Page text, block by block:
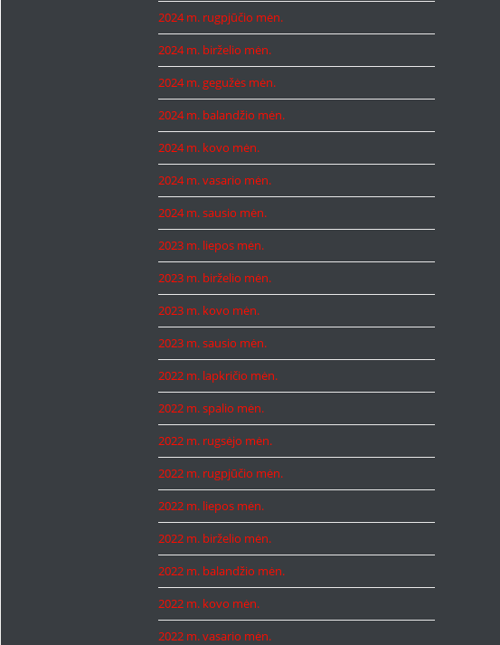
2024 m. rugpjūčio mėn.
2024 m. birželio mėn.
2024 m. gegužės mėn.
2024 m. balandžio mėn.
2024 m. kovo mėn.
2024 m. vasario mėn.
2024 m. sausio mėn.
2023 m. liepos mėn.
2023 m. birželio mėn.
2023 m. kovo mėn.
2023 m. sausio mėn.
2022 m. lapkričio mėn.
2022 m. spalio mėn.
2022 m. rugsėjo mėn.
2022 m. rugpjūčio mėn.
2022 m. liepos mėn.
2022 m. birželio mėn.
2022 m. balandžio mėn.
2022 m. kovo mėn.
2022 m. vasario mėn.